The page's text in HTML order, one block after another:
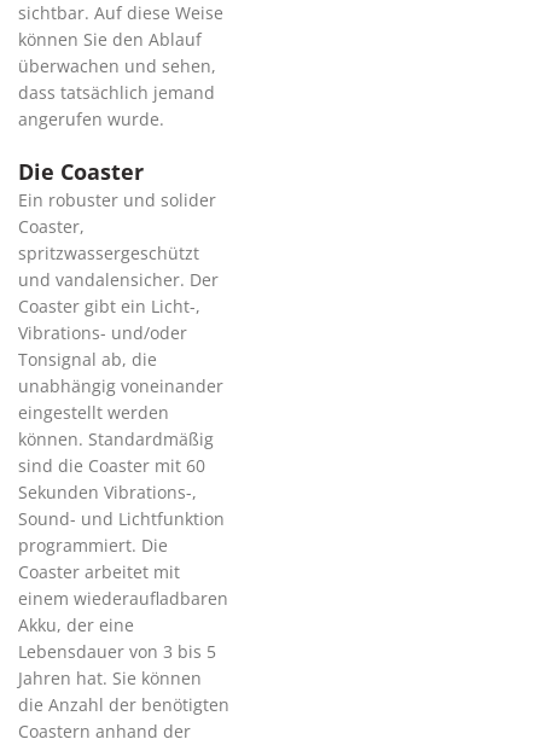
sichtbar. Auf diese Weise
können Sie den Ablauf
überwachen und sehen,
dass tatsächlich jemand
angerufen wurde.
Die Coaster
Ein robuster und solider
Coaster,
spritzwassergeschützt
und vandalensicher. Der
Coaster gibt ein Licht-,
Vibrations- und/oder
Tonsignal ab, die
unabhängig voneinander
eingestellt werden
können. Standardmäßig
sind die Coaster mit 60
Sekunden Vibrations-,
Sound- und Lichtfunktion
programmiert. Die
Coaster arbeitet mit
einem wiederaufladbaren
Akku, der eine
Lebensdauer von 3 bis 5
Jahren hat. Sie können
die Anzahl der benötigten
Coastern anhand der